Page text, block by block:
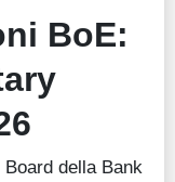
BoE:
della Bank